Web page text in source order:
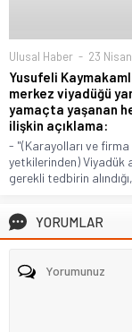
Ulusal Haber 23
Yusufeli
merkez viyadüğü
yamaçta yaşanan
ilişkin açıklama:
- "(Karayolları ve firma
yetkilerinden) Viyadük
gerekli tedbirin
YORUMLAR